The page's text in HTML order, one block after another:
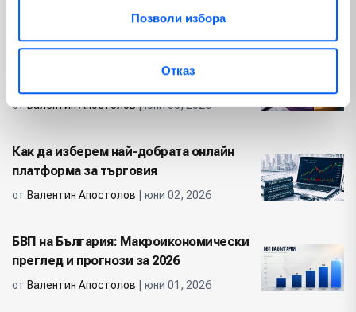
Позволи избора
Отказ
Валентин Апостолов| юни 19, 2026
отВалентин Апостолов| юни 08, 2026
Как да изберем най-добрата онлайн
платформа за търговия
от Валентин Апостолов | юни 02, 2026
БВП на България: Макроикономически
преглед и прогнози за 2026
от Валентин Апостолов | юни 01, 2026